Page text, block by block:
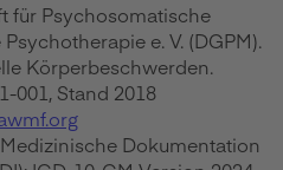
für Psychosomatische
e. V. (DGPM).
Körperbeschwerden.
001, Stand 2018
Dokumentation